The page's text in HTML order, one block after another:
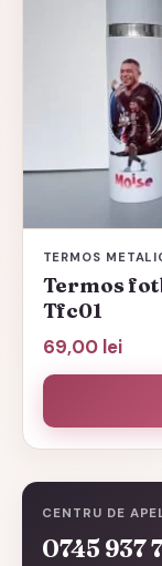
CENTRU DE
0745 937
TERMOS
Termos
Tfc01
69,00 lei
pot
pagina
produsului.